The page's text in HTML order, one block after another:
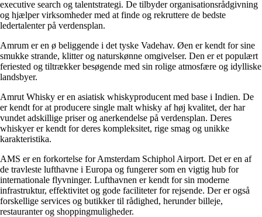
executive search og talentstrategi. De tilbyder organisationsrådgivning
og hjælper virksomheder med at finde og rekruttere de bedste
ledertalenter på verdensplan.
Amrum er en ø beliggende i det tyske Vadehav. Øen er kendt for sine
smukke strande, klitter og naturskønne omgivelser. Den er et populært
feriested og tiltrækker besøgende med sin rolige atmosfære og idylliske
landsbyer.
Amrut Whisky er en asiatisk whiskyproducent med base i Indien. De
er kendt for at producere single malt whisky af høj kvalitet, der har
vundet adskillige priser og anerkendelse på verdensplan. Deres
whiskyer er kendt for deres kompleksitet, rige smag og unikke
karakteristika.
AMS er en forkortelse for Amsterdam Schiphol Airport. Det er en af ​​
de travleste lufthavne i Europa og fungerer som en vigtig hub for
internationale flyvninger. Lufthavnen er kendt for sin moderne
infrastruktur, effektivitet og gode faciliteter for rejsende. Der er også
forskellige services og butikker til rådighed, herunder billeje,
restauranter og shoppingmuligheder.